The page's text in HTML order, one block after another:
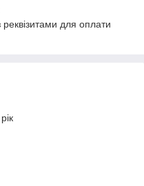
для оплати